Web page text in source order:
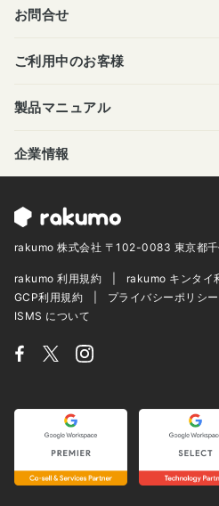
お問合せ
ご利用中のお客様
製品マニュアル
企業情報
rakumo 株式会社 〒102-0083 東京都
rakumo 利用規約 rakumo キンタイ
GCP利用規約
プライバシーポリシー
ISMS について